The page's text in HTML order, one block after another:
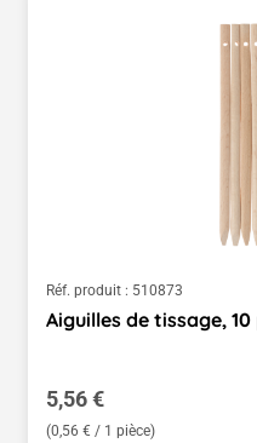
Réf. produit : 510873
Aiguilles de tissage,
Prix régulier :
5,56 €
(0,56 € / 1 pièce)